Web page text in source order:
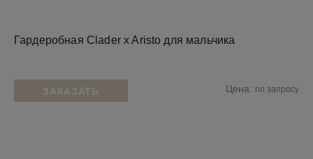
Гардеробная Clader x Aristo для мальчика
ЗАКАЗАТЬ Цена: по запросу